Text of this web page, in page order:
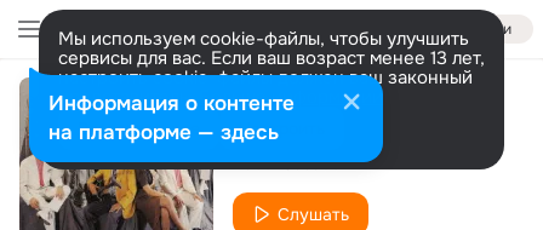
Войти
Мы используем cookie-файлы, чтобы улучшить
сервисы для вас. Если ваш возраст менее 13 лет,
настроить cookie-файлы должен ваш законный
представитель. Больше информации
Разрешить все Настроить
Autostop
Raoul Casadei
Слушать
Информация о контенте
на платформе — здесь